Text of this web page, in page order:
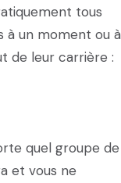
tous
à un moment ou à
de leur carrière :
quel groupe de
et vous ne